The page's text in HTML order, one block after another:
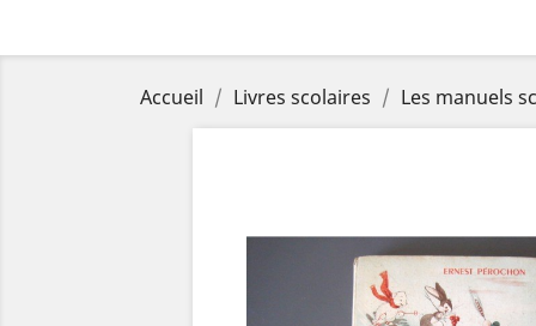
Accueil Livres scolaires Les manuels